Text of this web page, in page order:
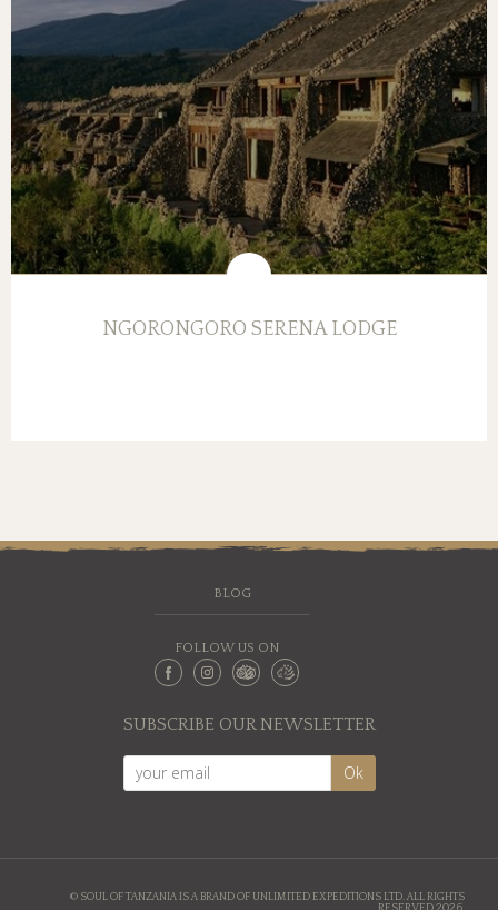
NGORONGORO SERENA LODGE
BLOG
FOLLOW US ON
SUBSCRIBE OUR NEWSLETTER
© SOUL OF TANZANIA IS A BRAND OF UNLIMITED EXPEDITIONS LTD. ALL RIGHTS